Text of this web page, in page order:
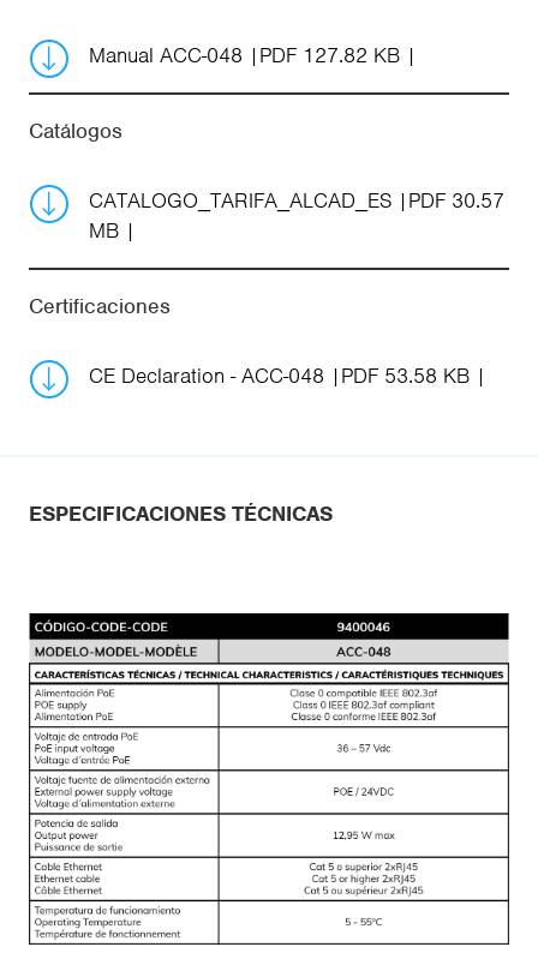
Manual ACC-048 PDF 127.82 KB
Catálogos
CATALOGO_TARIFA_ALCAD_ES
PDF 30.57
MB
Certificaciones
CE Declaration - ACC-048 PDF 53.58 KB
ESPECIFICACIONES TÉCNICAS